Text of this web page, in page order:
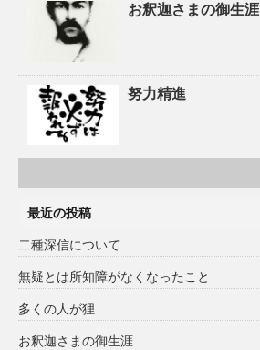
お釈迦さまの御生涯
努力精進
最近の投稿
二種深信について
無疑とは所知障がなくなったこと
多くの人が狸
お釈迦さまの御生涯